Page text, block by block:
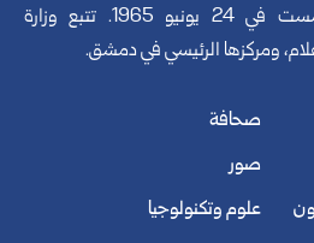
تأسست في 24 يونيو 1965. تتبع وزارة
ومركزها الرئيسي في دمشق.
صحافة
صور
علوم وتكنولوجيا